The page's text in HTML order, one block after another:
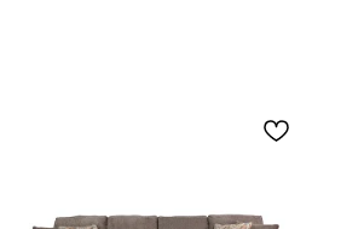
широкие подушки сиденья
расположиться нескольким
текстилем, деревянными